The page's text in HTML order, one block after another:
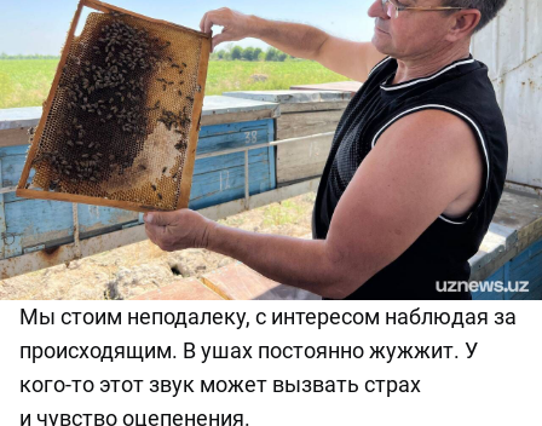
Мы стоим неподалеку, с интересом наблюдая за
происходящим. В ушах постоянно жужжит. У
кого-то этотзвук может вызвать страх
и чувство оцепенения.